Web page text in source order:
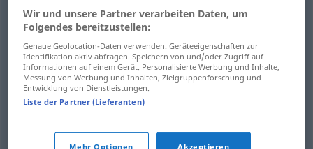
Nachsitzenn retenue ÉCOLE
Abzugm (von) retenuesur (≈ prélèvement)
Wir und unsere Partner verarbeiten Daten, um
Folgendes bereitzustellen:
Genaue Geolocation-Daten verwenden. Geräteeigenschaften zur
Identifikation aktiv abfragen. Speichern von und/oder Zugriff auf
Informationen auf einem Gerät. Personalisierte Werbung und Inhalte,
Messung von Werbung und Inhalten, Zielgruppenforschung und
Entwicklung von Dienstleistungen.
Liste der Partner (Lieferanten)
Mehr Optionen Akzeptieren